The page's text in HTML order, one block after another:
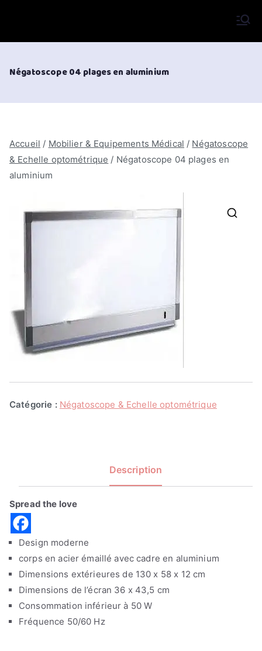
Négatoscope 04 plages en aluminium
Accueil / Mobilier & Equipements Médical / Négatoscope
& Echelle optométrique / Négatoscope 04 plages en
aluminium
Catégorie : Négatoscope & Echelle optométrique
Description
Spread the love
Design moderne
corps en acier émaillé avec cadre en aluminium
Dimensions extérieures de 130 x 58 x 12 cm
Dimensions de l’écran 36 x 43,5 cm
Consommation inférieur à 50 W
Fréquence 50/60 Hz